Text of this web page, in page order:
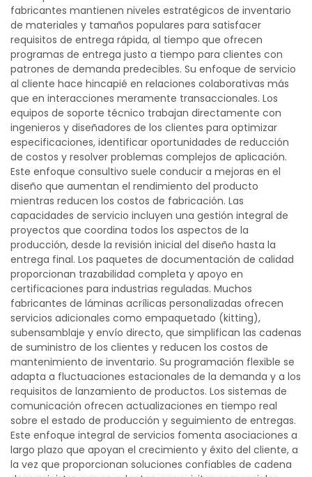
fabricantes mantienen niveles estratégicos de inventario
de materiales y tamaños populares para satisfacer
requisitos de entrega rápida, al tiempo que ofrecen
programas de entrega justo a tiempo para clientes con
patrones de demanda predecibles. Su enfoque de servicio
al cliente hace hincapié en relaciones colaborativas más
que en interacciones meramente transaccionales. Los
equipos de soporte técnico trabajan directamente con
ingenieros y diseñadores de los clientes para optimizar
especificaciones, identificar oportunidades de reducción
de costos y resolver problemas complejos de aplicación.
Este enfoque consultivo suele conducir a mejoras en el
diseño que aumentan el rendimiento del producto
mientras reducen los costos de fabricación. Las
capacidades de servicio incluyen una gestión integral de
proyectos que coordina todos los aspectos de la
producción, desde la revisión inicial del diseño hasta la
entrega final. Los paquetes de documentación de calidad
proporcionan trazabilidad completa y apoyo en
certificaciones para industrias reguladas. Muchos
fabricantes de láminas acrílicas personalizadas ofrecen
servicios adicionales como empaquetado (kitting),
subensamblaje y envío directo, que simplifican las cadenas
de suministro de los clientes y reducen los costos de
mantenimiento de inventario. Su programación flexible se
adapta a fluctuaciones estacionales de la demanda y a los
requisitos de lanzamiento de productos. Los sistemas de
comunicación ofrecen actualizaciones en tiempo real
sobre el estado de producción y seguimiento de entregas.
Este enfoque integral de servicios fomenta asociaciones a
largo plazo que apoyan el crecimiento y éxito del cliente, a
la vez que proporcionan soluciones confiables de cadena